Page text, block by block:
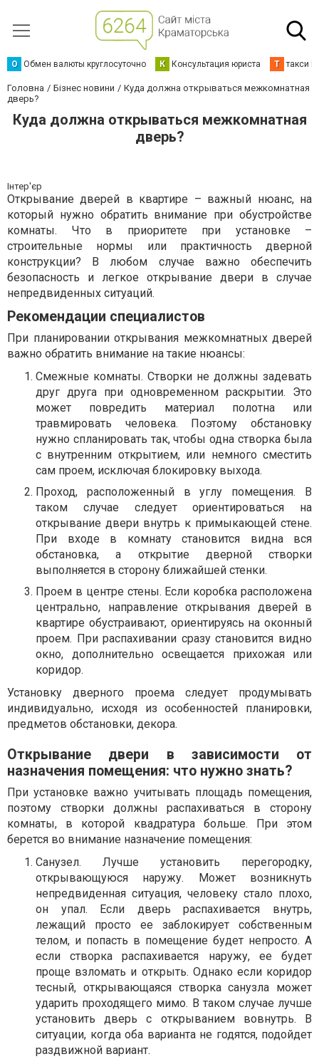
О Обмен валюты круглосуточно К Консультация юриста Т такси
Головна Бізнес новини
Куда должна открываться межкомнатная
дверь?
Куда должна открываться межкомнатная
дверь?
Інтер'єр
Открывание дверей в квартире – важный нюанс, на
который нужно обратить внимание при обустройстве
комнаты. Что в приоритете при установке –
строительные нормы или практичность дверной
конструкции? В любом случае важно обеспечить
безопасность и легкое открывание двери в случае
непредвиденных ситуаций.
Рекомендации специалистов
При планировании открывания межкомнатных дверей
важно обратить внимание на такие нюансы:
Смежные комнаты. Створки не должны задевать
друг друга при одновременном раскрытии. Это
может повредить материал полотна или
травмировать человека. Поэтому обстановку
нужно спланировать так, чтобы одна створка была
с внутренним открытием, или немного сместить
сам проем, исключая блокировку выхода.
Проход, расположенный в углу помещения. В
таком случае следует ориентироваться на
открывание двери внутрь к примыкающей стене.
При входе в комнату становится видна вся
обстановка, а открытие дверной створки
выполняется в сторону ближайшей стенки.
Проем в центре стены. Если коробка расположена
центрально, направление открывания дверей в
квартире обустраивают, ориентируясь на оконный
проем. При распахивании сразу становится видно
окно, дополнительно освещается прихожая или
коридор.
Установку дверного проема следует продумывать
индивидуально, исходя из особенностей планировки,
предметов обстановки, декора.
Открывание двери в зависимости от
назначения помещения: что нужно знать?
При установке важно учитывать площадь помещения,
поэтому створки должны распахиваться в сторону
комнаты, в которой квадратура больше. При этом
берется во внимание назначение помещения:
Санузел. Лучше установить перегородку,
открывающуюся наружу. Может возникнуть
непредвиденная ситуация, человеку стало плохо,
он упал. Если дверь распахивается внутрь,
лежащий просто ее заблокирует собственным
телом, и попасть в помещение будет непросто. А
если створка распахивается наружу, ее будет
проще взломать и открыть. Однако если коридор
тесный, открывающаяся створка санузла может
ударить проходящего мимо. В таком случае лучше
установить дверь с открыванием вовнутрь. В
ситуации, когда оба варианта не годятся, подойдет
раздвижной вариант.